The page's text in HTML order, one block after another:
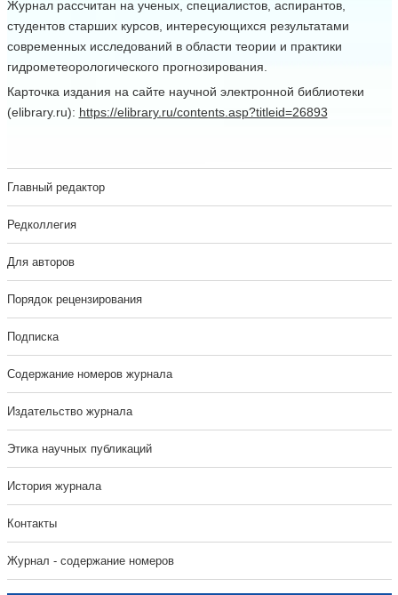
Журнал рассчитан на ученых, специалистов, аспирантов,
студентов старших курсов, интересующихся результатами
современных исследований в области теории и практики
гидрометеорологического прогнозирования.
Карточка издания на сайте научной электронной библиотеки
(elibrary.ru): https://elibrary.ru/contents.asp?titleid=26893
Главный редактор
Редколлегия
Для авторов
Порядок рецензирования
Подписка
Содержание номеров журнала
Издательство журнала
Этика научных публикаций
История журнала
Контакты
Журнал - содержание номеров